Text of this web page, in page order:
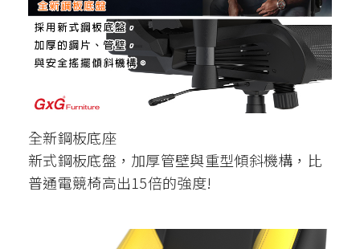
全新鋼板底座
新式鋼板底盤，加厚管壁與重型傾斜機構，比
普通電競椅高出15倍的強度!